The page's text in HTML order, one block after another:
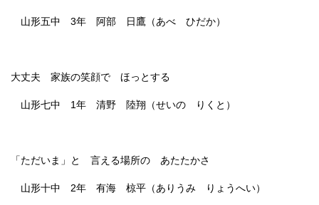
山形五中 3年 阿部 日鷹（あべ ひだか）
大丈夫 家族の笑顔で ほっとする
山形七中 1年 清野 陸翔（せいの りくと）
「ただいま」と 言える場所の あたたかさ
山形十中 2年 有海 椋平（ありうみ りょうへい）